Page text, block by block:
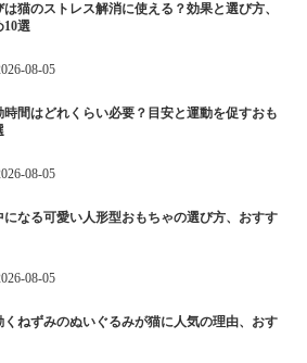
は猫のストレス解消に使える？効果と選び方、
10選
08-05
時間はどれくらい必要？目安と運動を促すおも
08-05
になる可愛い人形型おもちゃの選び方、おすす
08-05
くねずみのぬいぐるみが猫に人気の理由、おす